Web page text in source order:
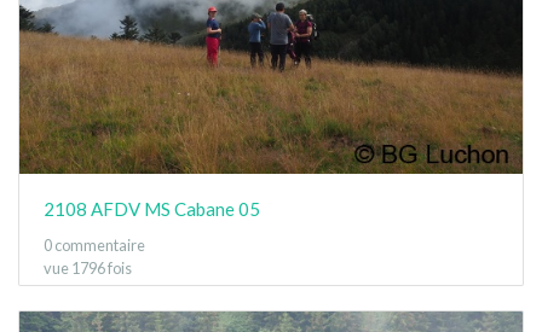
2108 AFDV MS Cabane 05
0 commentaire
vue 1796 fois